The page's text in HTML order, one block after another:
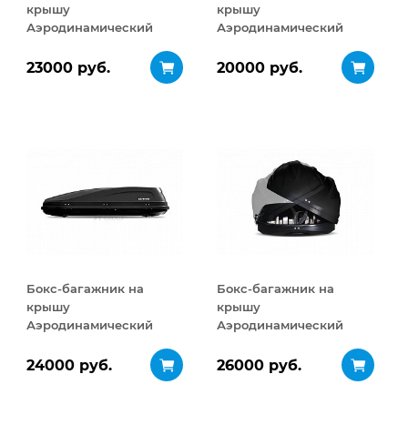
крышу
Аэродинамический
ДВУСТОРОННЕЕ
23000 руб.
крышу
Аэродинамический
ДВУСТОРОННЕЕ
20000 руб.
Бокс-багажник на
крышу
Аэродинамический
ДВУСТОРОННЕЕ
24000 руб.
Бокс-багажник на
крышу
Аэродинамический
ДВУСТОРОННЕЕ
26000 руб.